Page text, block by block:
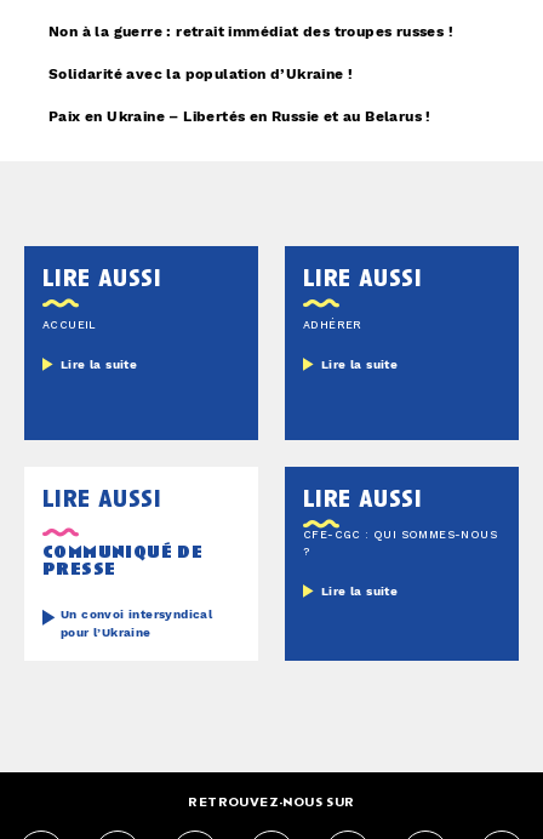
Non à la guerre : retrait immédiat des troupes russes !
Solidarité avec la population d’Ukraine !
Paix en Ukraine – Libertés en Russie et au Belarus !
lire aussi
ACCUEIL
Lire la suite
lire aussi
ADHÉRER
Lire la suite
lire aussi
communiqué de
presse
Un convoi intersyndical
pour l’Ukraine
lire aussi
CFE-CGC : QUI SOMMES-NOUS
?
Lire la suite
RETROUVEZ-NOUS SUR